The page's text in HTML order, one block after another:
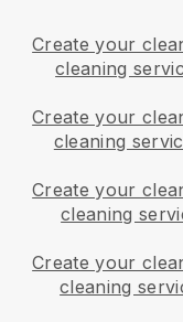
Create your
cleaning
Create your
cleaning
Create your
cleaning
Create your
cleaning